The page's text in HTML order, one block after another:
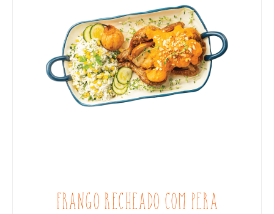
FRANGO RECHEADO COM PERA